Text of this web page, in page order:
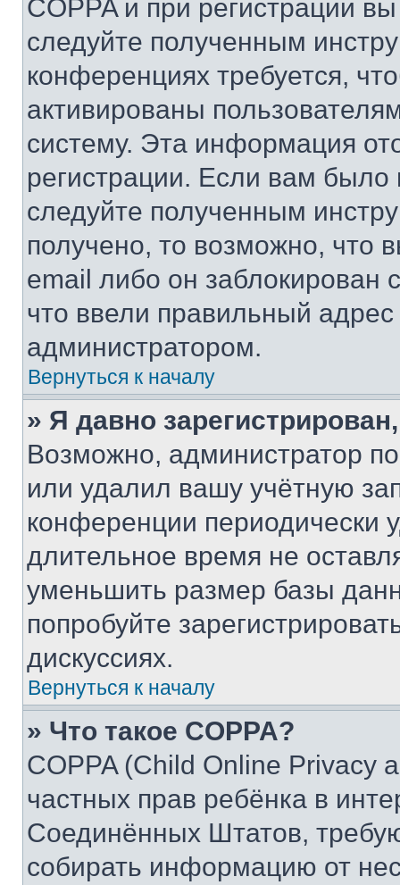
COPPA и при регистрации
следуйте полученным
конференциях требуется,
активированы
систему. Эта информация
регистрации. Если вам
следуйте полученным
получено, то возможно, что
email либо он
что ввели правильный адрес
администратором.
Вернуться к началу
» Я давно
Возможно, администратор
или удалил вашу учётную
конференции периодически
длительное время не
уменьшить размер базы
попробуйте
дискуссиях.
Вернуться к началу
» Что такое COPPA?
COPPA (Child Online Privacy
частных прав ребёнка в
Соединённых Штатов,
собирать информацию от